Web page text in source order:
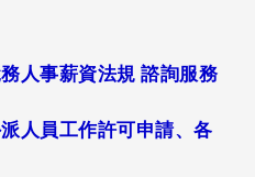
人事薪資法規 諮詢服務
人員工作許可申請、各